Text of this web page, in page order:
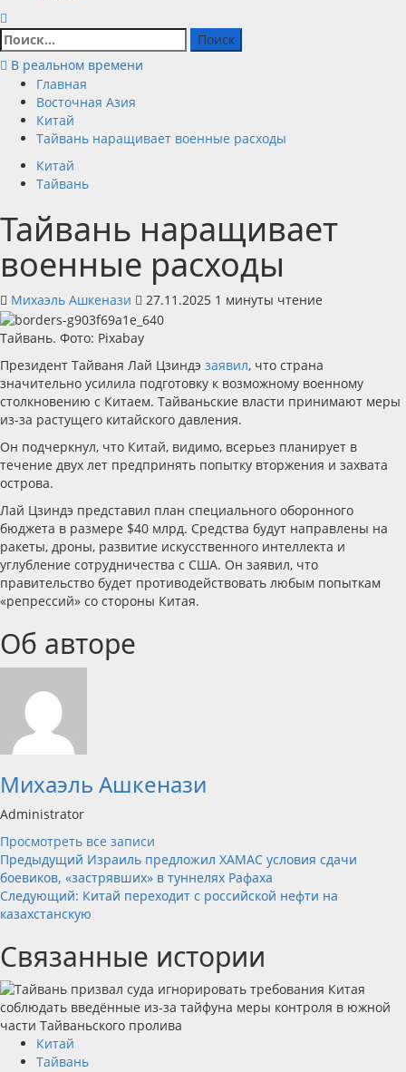
Найти:
В реальном времени
Главная
Восточная Азия
Китай
Тайвань наращивает военные расходы
Китай
Тайвань
Тайвань наращивает
военные расходы
Михаэль Ашкенази 27.11.2025 1 минуты чтение
Тайвань. Фото: Pixabay
Президент Тайваня Лай Цзиндэ заявил, что страна
значительно усилила подготовку к возможному военному
столкновению с Китаем. Тайваньские власти принимают меры
из-за растущего китайского давления.
Он подчеркнул, что Китай, видимо, всерьез планирует в
течение двух лет предпринять попытку вторжения и захвата
острова.
Лай Цзиндэ представил план специального оборонного
бюджета в размере $40 млрд. Средства будут направлены на
ракеты, дроны, развитие искусственного интеллекта и
углубление сотрудничества с США. Он заявил, что
правительство будет противодействовать любым попыткам
«репрессий» со стороны Китая.
Об авторе
Михаэль Ашкенази
Administrator
Просмотреть все записи
Навигация
записи
Предыдущий Израиль предложил ХАМАС условия сдачи
боевиков, «застрявших» в туннелях Рафаха
Следующий: Китай переходит с российской нефти на
казахстанскую
Связанные истории
Китай
Тайвань